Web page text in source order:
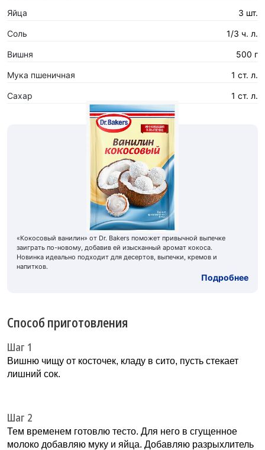
Яйца 3 шт.
Соль 1/3 ч. л.
Вишня 500 г
Мука пшеничная 1 ст. л.
Сахар 1 ст. л.
«Кокосовый ванилин» от Dr. Bakers поможет привычной выпечке
заиграть по-новому, добавив ей изысканный аромат кокоса.
Новинка идеально подходит для десертов, выпечки, кремов и
напитков.
Подробнее
Способ приготовления
Шаг 1
Вишню чищу от косточек, кладу в сито, пусть стекает
лишний сок.
Шаг 2
Тем временем готовлю тесто. Для него в сгущенное
молоко добавляю муку и яйца. Добавляю разрыхлитель